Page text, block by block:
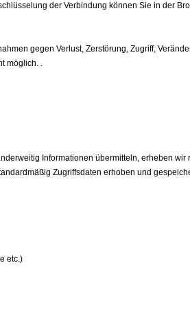
der Verbindung können Sie in der
gegen Verlust, Zerstörung, Zugriff,
möglich. .
Informationen übermitteln, erheben
Zugriffsdaten erhoben und
etc.)